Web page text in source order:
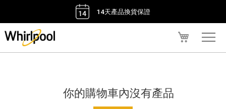
我的購物車
14天產品換貨保證
你的購物車內沒有產品